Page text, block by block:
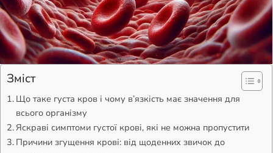
Зміст
Що таке густа кров і чому в’язкість має значення для
всього організму
Яскраві симптоми густої крові, які не можна пропустити
Причини згущення крові: від щоденних звичок до